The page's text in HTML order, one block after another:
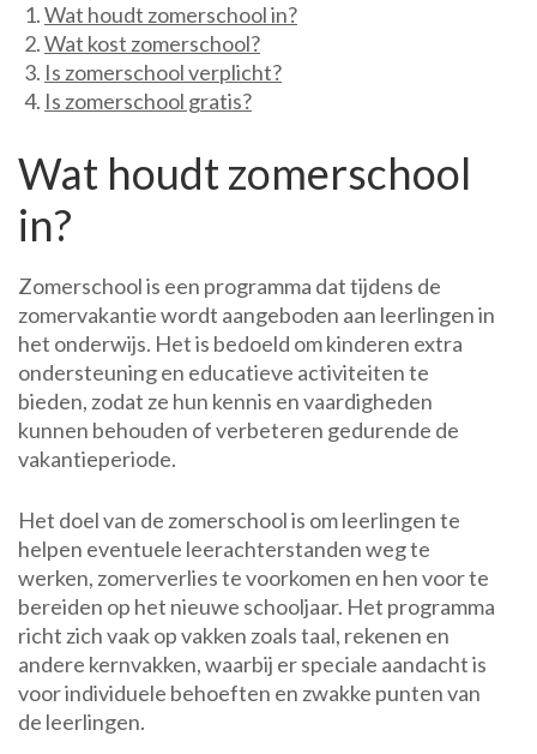
Wat houdt zomerschool in?
Wat kost zomerschool?
Is zomerschool verplicht?
Is zomerschool gratis?
Wat houdt zomerschool
in?
Zomerschool is een programma dat tijdens de
zomervakantie wordt aangeboden aan leerlingen in
het onderwijs. Het is bedoeld om kinderen extra
ondersteuning en educatieve activiteiten te
bieden, zodat ze hun kennis en vaardigheden
kunnen behouden of verbeteren gedurende de
vakantieperiode.
Het doel van de zomerschool is om leerlingen te
helpen eventuele leerachterstanden weg te
werken, zomerverlies te voorkomen en hen voor te
bereiden op het nieuwe schooljaar. Het programma
richt zich vaak op vakken zoals taal, rekenen en
andere kernvakken, waarbij er speciale aandacht is
voor individuele behoeften en zwakke punten van
de leerlingen.